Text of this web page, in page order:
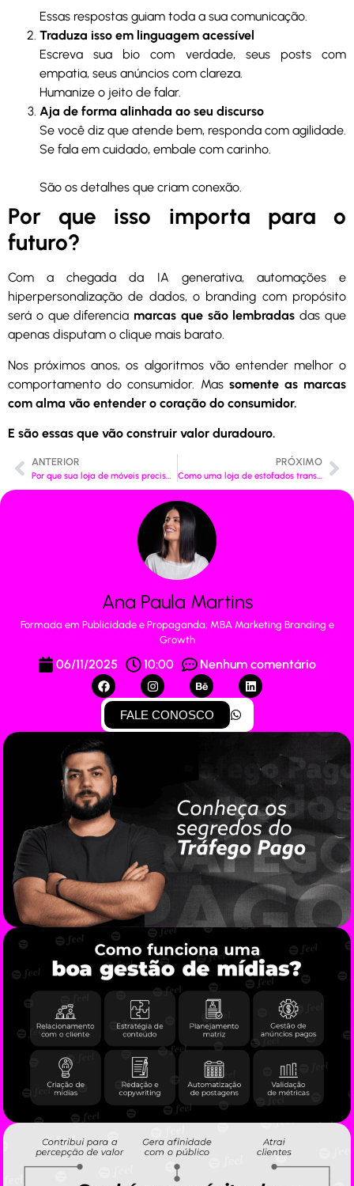
Ana Paula Martins
Formada em Publicidade e Propaganda; MBA Marketing Branding e
Growth
06/11/2025 10:00 Nenhum comentário
FALE CONOSCO
Essas respostas guiam toda a sua comunicação.
Traduza isso em linguagem acessível
Escreva sua bio com verdade, seus posts com
empatia, seus anúncios com clareza.
Humanize o jeito de falar.
Aja de forma alinhada ao seu discurso
Se você diz que atende bem, responda com agilidade.
Se fala em cuidado, embale com carinho.
São os detalhes que criam conexão.
Por que isso importa para o
futuro?
Com a chegada da IA generativa, automações e
hiperpersonalização de dados, o branding com propósito
será o que diferencia marcas que são lembradas das que
apenas disputam o clique mais barato.
Nos próximos anos, os algoritmos vão entender melhor o
comportamento do consumidor. Mas somente as marcas
com alma vão entender o coração do consumidor.
E são essas que vão construir valor duradouro.
ANTERIOR
Por que sua loja de móveis precisa de um funil de vendas (e como montar o seu)
PRÓXIMO
Como uma loja de estofados transformou R$ 4.989 em mais de R$ 128 mil com tráfego pago estratégico